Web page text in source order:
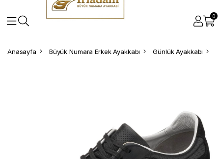
0
Anasayfa Büyük Numara Erkek Ayakkabı Günlük Ayakkabı